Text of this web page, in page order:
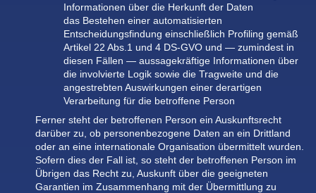
Informationen über die Herkunft der Daten
das Bestehen einer automatisierten
Entscheidungsfindung einschließlich Profiling gemäß
Artikel 22 Abs.1 und 4 DS-GVO und — zumindest in
diesen Fällen — aussagekräftige Informationen über
die involvierte Logik sowie die Tragweite und die
angestrebten Auswirkungen einer derartigen
Verarbeitung für die betroffene Person
Ferner steht der betroffenen Person ein Auskunftsrecht
darüber zu, ob personenbezogene Daten an ein Drittland
oder an eine internationale Organisation übermittelt wurden.
Sofern dies der Fall ist, so steht der betroffenen Person im
Übrigen das Recht zu, Auskunft über die geeigneten
Garantien im Zusammenhang mit der Übermittlung zu